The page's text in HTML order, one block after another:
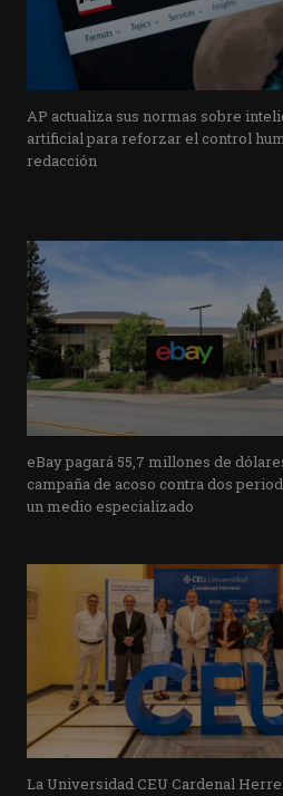
AP actualiza sus normas sobre
artificial para reforzar el control
redacción
eBay pagará 55,7 millones de
campaña de acoso contra dos
un medio especializado
La Universidad CEU Cardenal